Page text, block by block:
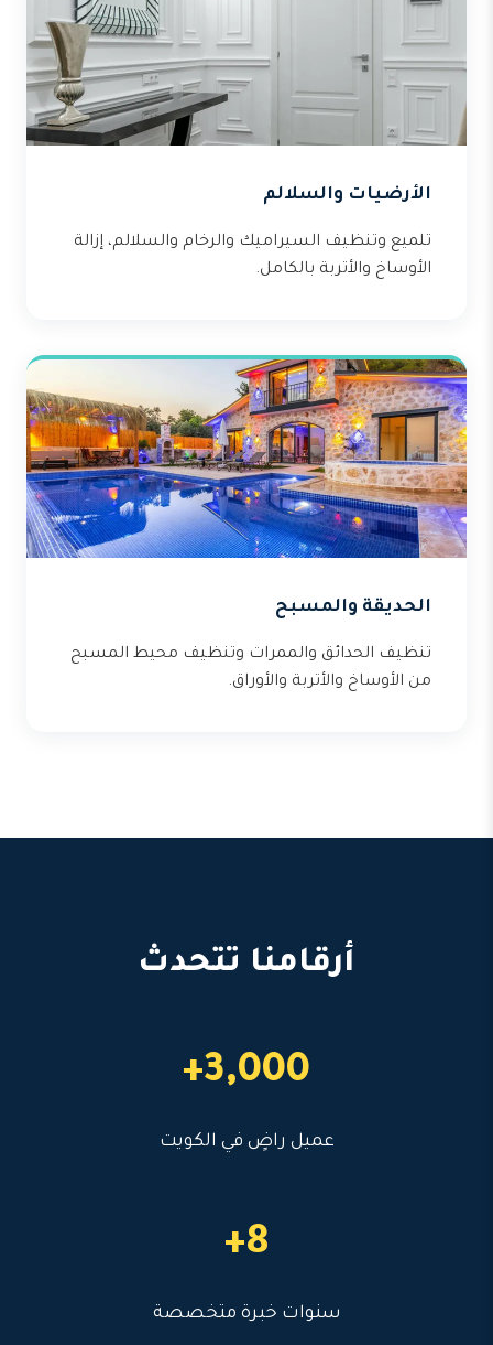
الأرضيات والسلالم
تلميع وتنظيف السيراميك والرخام والسلالم، إزالة
الأوساخ والأتربة بالكامل.
الحديقة والمسبح
تنظيف الحدائق والممرات وتنظيف محيط المسبح
من الأوساخ والأتربة والأوراق.
أرقامنا تتحدث
3,000+
عميل راضٍ في الكويت
8+
سنوات خبرة متخصصة